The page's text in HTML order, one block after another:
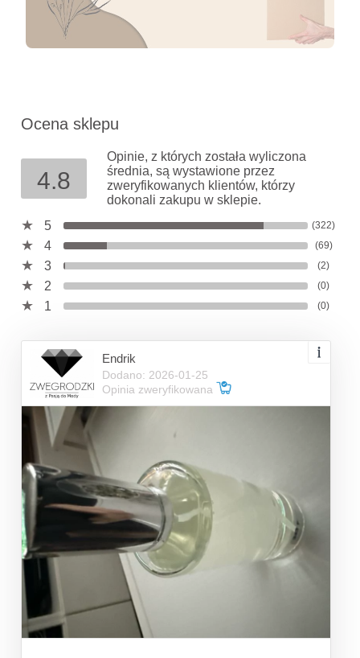
Ocena sklepu
4.8
Opinie, z których została wyliczona
średnia, są wystawione przez
zweryfikowanych klientów, którzy
dokonali zakupu w sklepie.
5
(322)
4 (69)
3 (2)
2 (0)
1 (0)
Endrik
Dodano: 2026-01-25
Opinia zweryfikowana